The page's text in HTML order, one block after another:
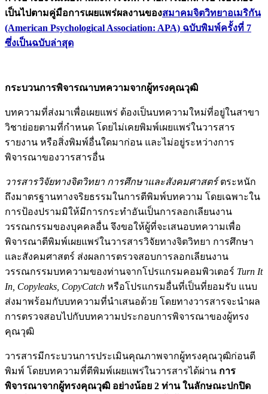
เป็นไปตามคู่มือการเผยแพร่ผลงานของสมาคมจิตวิทยาอเมริกัน
(American Psychological Association: APA) ฉบับพิมพ์ครั้งที่ 7
ซึ่งเป็นฉบับล่าสุด
กระบวนการพิจารณาบทความจากผู้ทรงคุณวุฒิ
บทความที่ส่งมาเพื่อเผยแพร่ ต้องเป็นบทความใหม่ที่อยู่ในสาขา
วิชาย่อยตามที่กำหนด โดยไม่เคยพิมพ์เผยแพร่ในวารสาร
รายงาน หรือสิ่งพิมพ์อื่นใดมาก่อน และไม่อยู่ระหว่างการ
พิจารณาของวารสารอื่น
วารสารวิจัยทางจิตวิทยา การศึกษาและสังคมศาสตร์ตระหนัก
ถึงมาตรฐานทางจริยธรรมในการตีพิมพ์บทความ โดยเฉพาะใน
การป้องปรามมิให้มีการกระทำอันเป็นการลอกเลียนงาน
วรรณกรรมของบุคคลอื่น จึงขอให้ผู้ที่จะเสนอบทความเพื่อ
พิจารณาตีพิมพ์เผยแพร่ในวารสารวิจัยทางจิตวิทยา การศึกษา
และสังคมศาสตร์ ส่งผลการตรวจสอบการลอกเลียนงาน
วรรณกรรมบทความของท่านจากโปรแกรมคอมพิวเตอร์ Turn It
In, Copyleaks, CopyCatch หรือโปรแกรมอื่นที่เป็นที่ยอมรับ แนบ
ส่งมาพร้อมกับบทความที่นำเสนอด้วย โดยทางวารสารจะนำผล
การตรวจสอบไปกับบทความประกอบการพิจารณาของผู้ทรง
คุณวุฒิ
วารสารมีกระบวนการประเมินคุณภาพจากผู้ทรงคุณวุฒิก่อนตี
พิมพ์ โดยบทความที่ตีพิมพ์เผยแพร่ในวารสารได้ผ่าน การ
พิจารณาจากผู้ทรงคุณวุฒิ อย่างน้อย 2 ท่าน ในลักษณะปกปิด